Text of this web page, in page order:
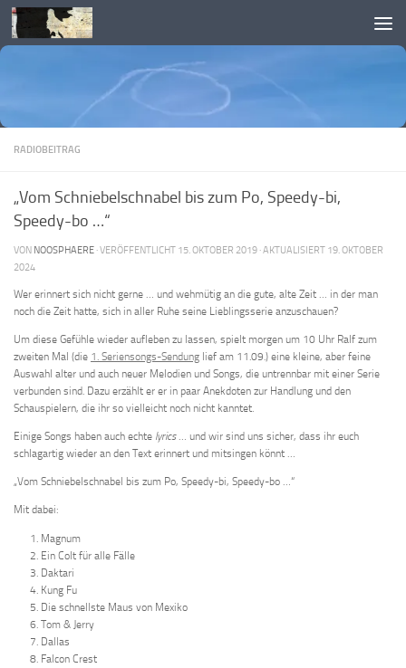
Skip to content
RADIOBEITRAG
„Vom Schniebelschnabel bis zum Po, Speedy-bi,
Speedy-bo …“
VON NOOSPHAERE · VERÖFFENTLICHT 15. OKTOBER 2019 · AKTUALISIERT 19. OKTOBER
2024
Wer erinnert sich nicht gerne … und wehmütig an die gute, alte Zeit … in der man
noch die Zeit hatte, sich in aller Ruhe seine Lieblingsserie anzuschauen?
Um diese Gefühle wieder aufleben zu lassen, spielt morgen um 10 Uhr Ralf zum
zweiten Mal (die 1. Seriensongs-Sendung lief am 11.09.) eine kleine, aber feine
Auswahl alter und auch neuer Melodien und Songs, die untrennbar mit einer Serie
verbunden sind. Dazu erzählt er er in paar Anekdoten zur Handlung und den
Schauspielern, die ihr so vielleicht noch nicht kanntet.
Einige Songs haben auch echte lyrics… und wir sind uns sicher, dass ihr euch
schlagartig wieder an den Text erinnert und mitsingen könnt …
„Vom Schniebelschnabel bis zum Po, Speedy-bi, Speedy-bo …“
Mit dabei:
Magnum
Ein Colt für alle Fälle
Daktari
Kung Fu
Die schnellste Maus von Mexiko
Tom & Jerry
Dallas
Falcon Crest